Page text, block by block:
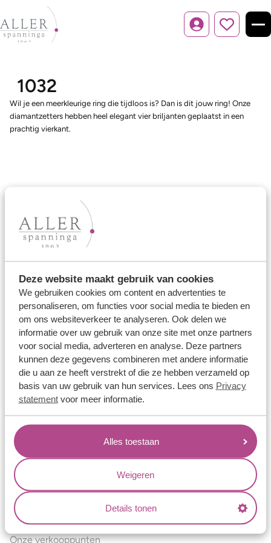
Deze website maakt gebruik van cookies
We gebruiken cookies om content en advertenties te
personaliseren, om functies voor social media te bieden en
om ons websiteverkeer te analyseren. Ook delen we
informatie over uw gebruik van onze site met onze partners
voor social media, adverteren en analyse. Deze partners
kunnen deze gegevens combineren met andere informatie
die u aan ze heeft verstrekt of die ze hebben verzameld op
basis van uw gebruik van hun services. Lees ons Privacy
statementvoor meer informatie.
Alles toestaan
Weigeren
Details tonen
Inloggen
1032
Wil je een meerkleurige ring die tijdloos is? Dan is dit jouw ring! Onze
diamantzetters hebben heel elegant vier briljanten geplaatst in een
prachtig vierkant.
Ons aanbod
Trouwringen
Verlovingsringen
Vriendschapsringen
Over ons
Aller Spanninga
Historie
Certificaten
Blogs
Jouw voordelen
Conflictvrije Materialen
Oneindig veel mogelijkheden
Kwaliteit
Juweliers & Contact
Onze verkooppunten